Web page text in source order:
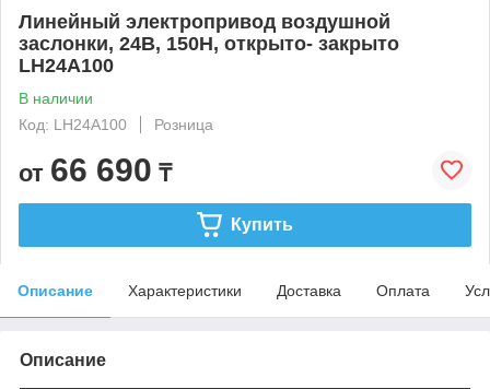
Линейный электропривод воздушной
заслонки, 24В, 150Н, открыто- закрыто
LH24A100
В наличии
Код: LH24A100
Розница
от 66 690 ₸
Купить
Описание Характеристики Доставка Оплата
Описание